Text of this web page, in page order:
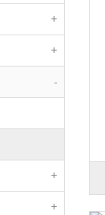
+
+
-
+
+